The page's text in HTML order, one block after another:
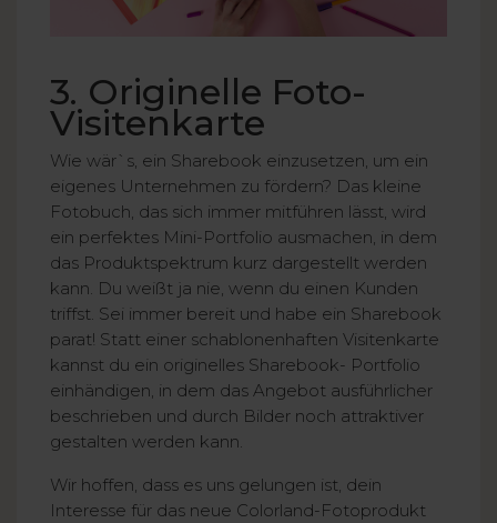
3. Originelle Foto-
Visitenkarte
Wie wär`s, ein Sharebook einzusetzen, um ein
eigenes Unternehmen zu fördern? Das kleine
Fotobuch, das sich immer mitführen lässt, wird
ein perfektes Mini-Portfolio ausmachen, in dem
das Produktspektrum kurz dargestellt werden
kann. Du weißt ja nie, wenn du einen Kunden
triffst. Sei immer bereit und habe ein Sharebook
parat! Statt einer schablonenhaften Visitenkarte
kannst du ein originelles Sharebook- Portfolio
einhändigen, in dem das Angebot ausführlicher
beschrieben und durch Bilder noch attraktiver
gestalten werden kann.
Wir hoffen, dass es uns gelungen ist, dein
Interesse für das neue Colorland-Fotoprodukt